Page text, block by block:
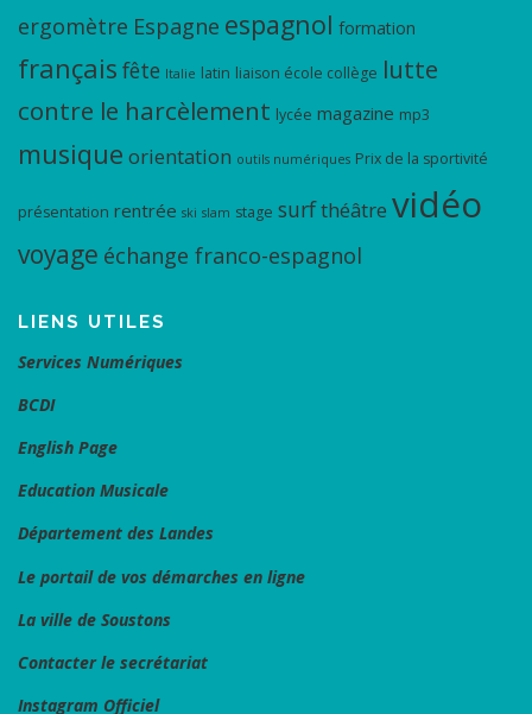
ergomètre Espagne espagnol formation
français fête Italie latin liaison école collège lutte
contre le harcèlement lycée magazine mp3
musique orientation outils numériques Prix de la sportivité
présentation rentrée ski slam stage surfthéâtre vidéo
voyage échange franco-espagnol
LIENS UTILES
Services Numériques
BCDI
English Page
Education Musicale
Département des Landes
Le portail de vos démarches en ligne
La ville de Soustons
Contacter le secrétariat
Instagram Officiel